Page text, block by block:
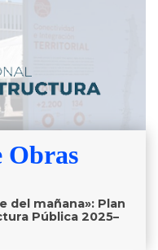
Obras
del mañana»: Plan
Pública 2025–